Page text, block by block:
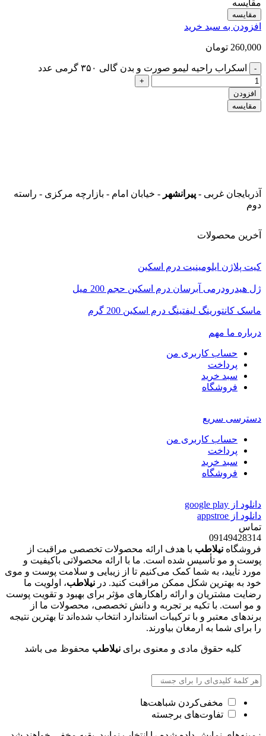
مقایسه
مقایسه
افزودن به سبد خرید
260,000 تومان
- اسکراب راحیه لیمو صورت و بدن گالی ۳۵۰ گرمی عدد
+
افزودن
مقایسه
آذربایجان غربی - پیرانشهر - خیابان امام - بازارچه مرکزی - راسته
دوم
آخرین محصولات
کیت پلاژن ایلومینیت درم اسکین
ژل هیدرودرمی آبرسان درم اسکین حجم 200 میل
ماسک کانتورینگ لیفتینگ درم اسکین 200 گرم
درباره ما مهم
حساب کاربری من
پرداخت
سبد خرید
فروشگاه
دسترسی سریع
حساب کاربری من
پرداخت
سبد خرید
فروشگاه
دانلود از google play
دانلود از appstroe
تماس
09149428314
فروشگاه نیلاطب با هدف ارائه محصولات تخصصی مراقبت از
پوست و مو تأسیس شده است. ما با ارائه محصولاتی باکیفیت و
مورد تأیید، به شما کمک می‌کنیم تا از زیبایی و سلامت پوست و موی
خود به بهترین شکل ممکن مراقبت کنید. در نیلاطب، اولویت ما
رضایت مشتریان و ارائه راهکارهای مؤثر برای بهبود و تقویت پوست
و مو است. با تکیه بر تجربه و دانش تخصصی، محصولات ما از
برندهای معتبر و با ترکیبات استاندارد انتخاب شده‌اند تا بهترین نتیجه
را برای شما به ارمغان بیاورند.
کلیه حقوق مادی و معنوی برای نیلاطب محفوظ می باشد
مخفی‌کردن شباهت‌ها
تفاوت‌های برجسته